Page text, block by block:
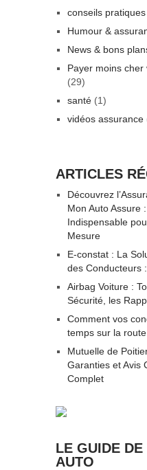
conseils pratiques
Humour &
News & bons
Payer moins
(29)
santé (1)
vidéos assurance
ARTICLES
Découvrez
Mon Auto Assure
Indispensable
Mesure
E-constat : La
des Conducteurs
Airbag Voiture :
Sécurité, les
Comment vos
temps sur la route
Mutuelle de
Garanties et Avis
Complet
LE GUIDE DE
AUTO